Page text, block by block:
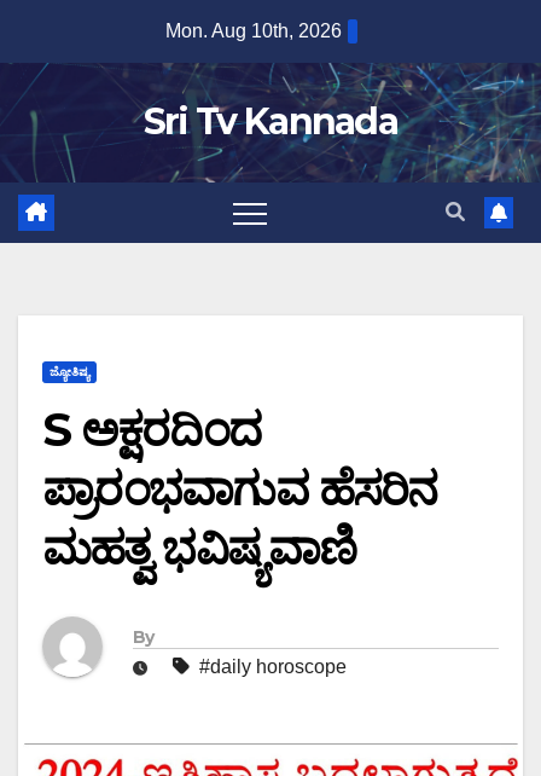
content
Mon. Aug 10th, 2026
Sri Tv Kannada
ಜ್ಯೋತಿಷ್ಯ
S ಅಕ್ಷರದಿಂದ
ಪ್ರಾರಂಭವಾಗುವ ಹೆಸರಿನ
ಮಹತ್ವ ಭವಿಷ್ಯವಾಣಿ
By
#daily horoscope